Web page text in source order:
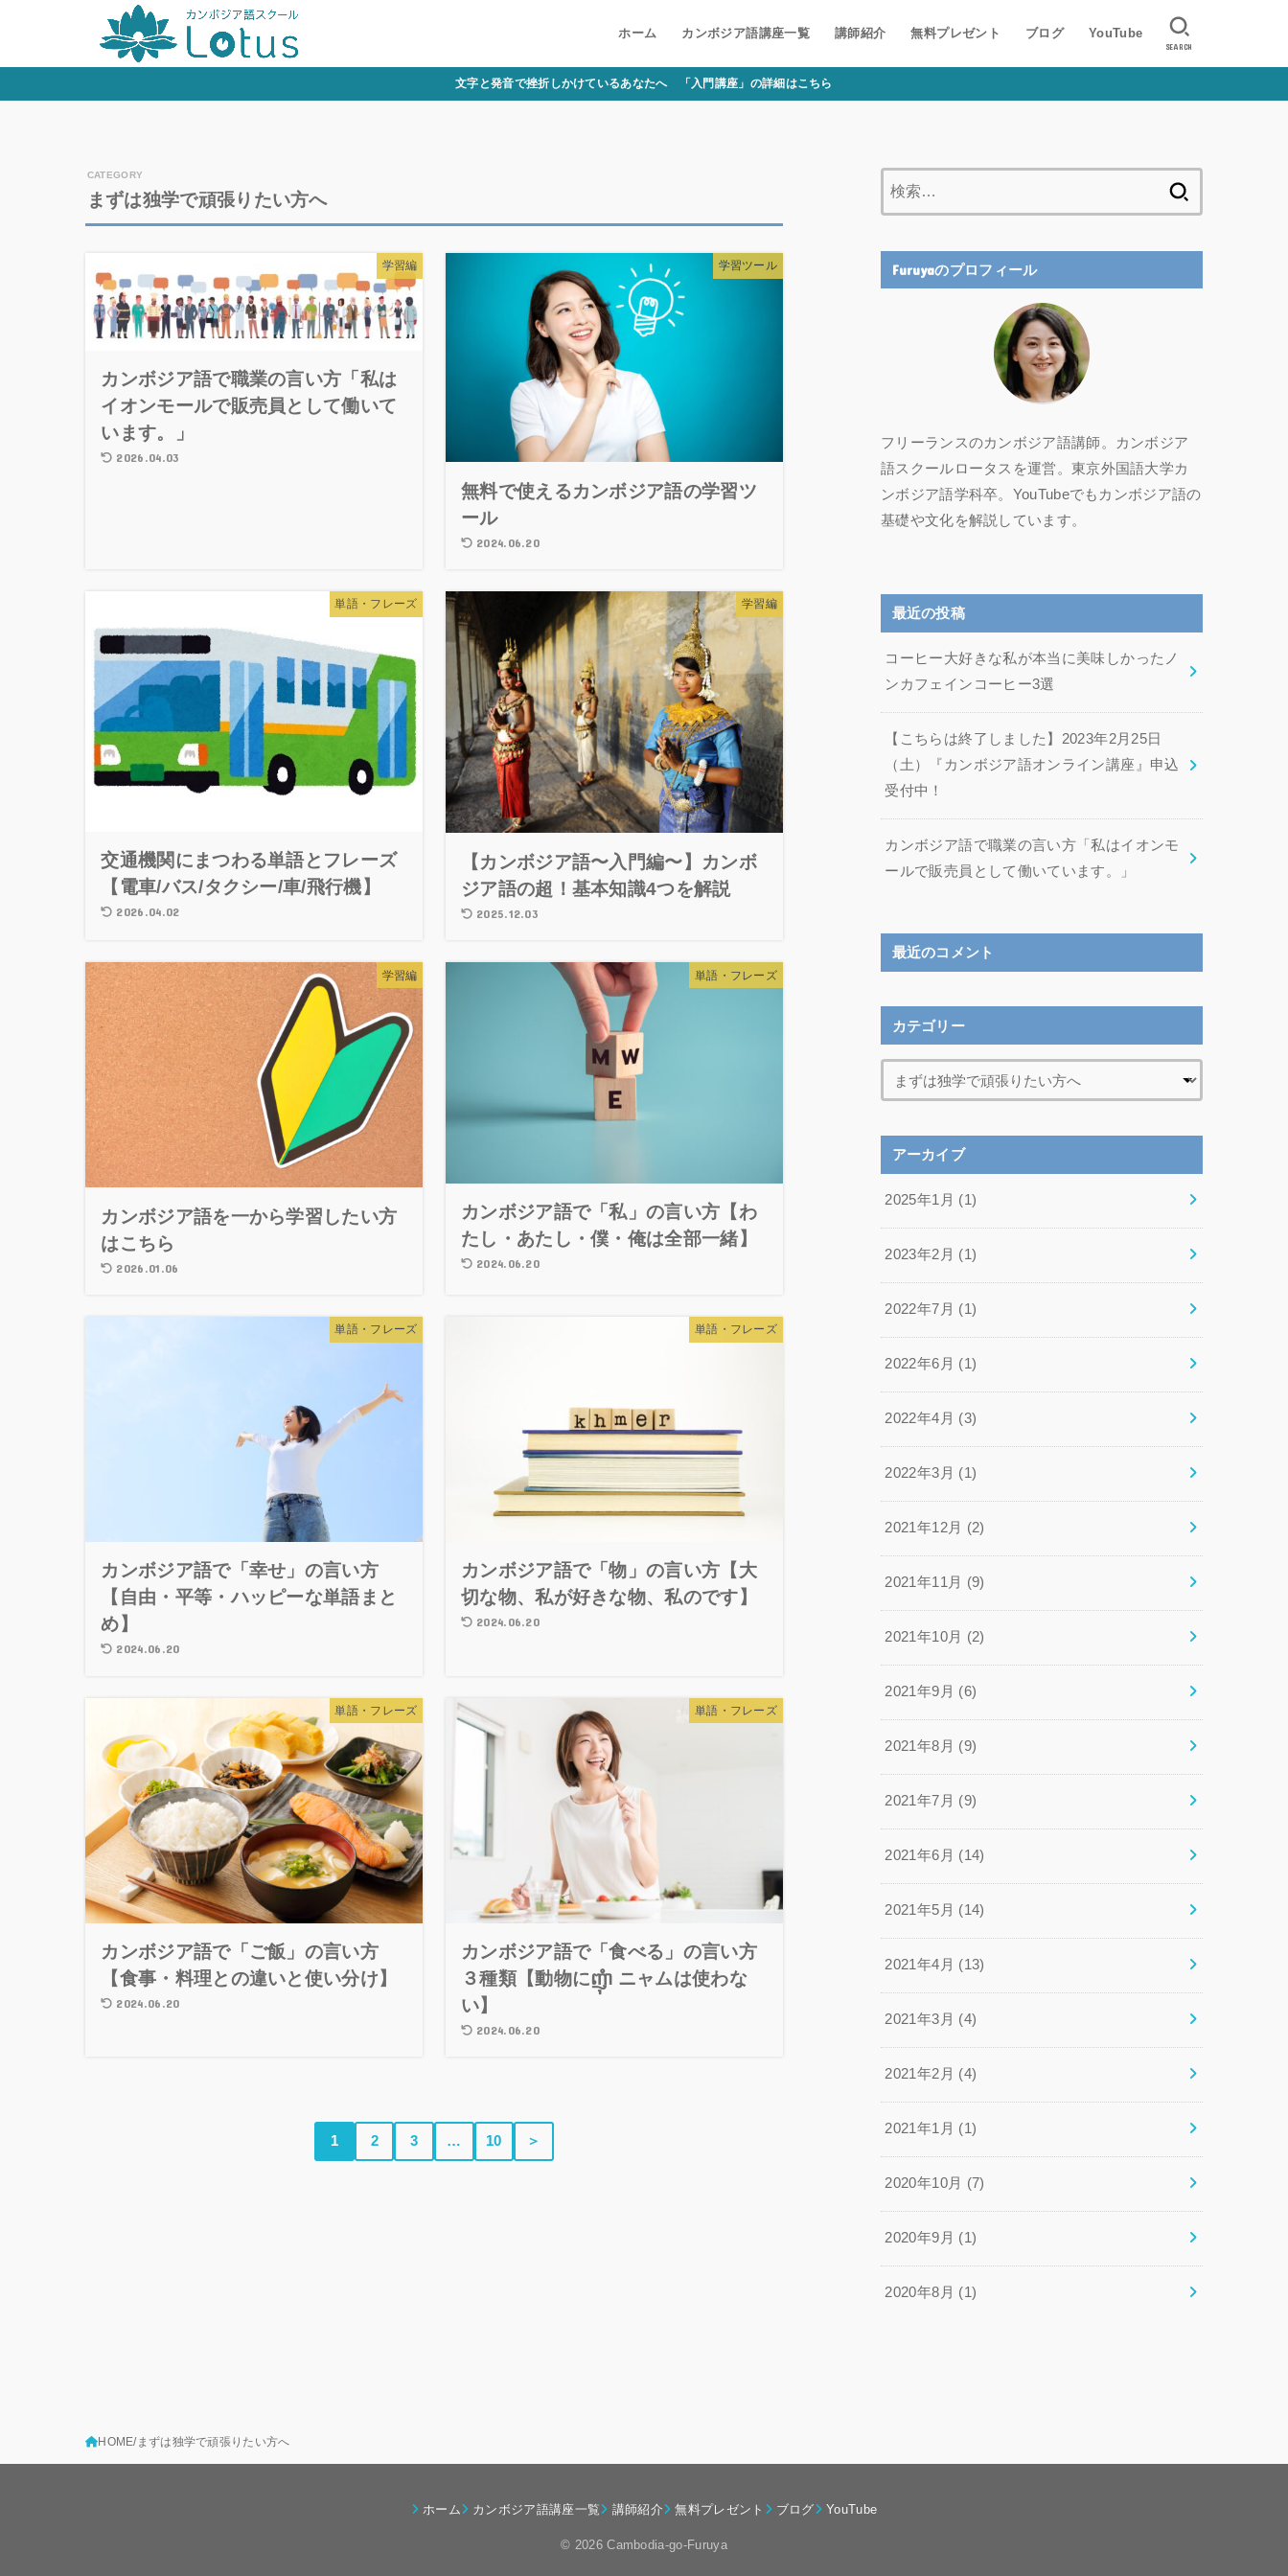
ホーム カンボジア語講座一覧 講師紹介 無料プレゼント ブログ YouTube
SEARCH
文字と発音で挫折しかけているあなたへ 「入門講座」の詳細はこちら
まずは独学で頑張りたい方へ
学習編
カンボジア語で職業の言い方「私は
イオンモールで販売員として働いて
います。」
2026.04.03
学習ツール
無料で使えるカンボジア語の学習ツ
ール
2024.06.20
単語・フレーズ
交通機関にまつわる単語とフレーズ
【電車/バス/タクシー/車/飛行機】
2026.04.02
学習編
【カンボジア語〜入門編〜】カンボ
ジア語の超！基本知識4つを解説
2025.12.03
学習編
カンボジア語を一から学習したい方
はこちら
2026.01.06
単語・フレーズ
カンボジア語で「私」の言い方【わ
たし・あたし・僕・俺は全部一緒】
2024.06.20
単語・フレーズ
カンボジア語で「幸せ」の言い方
【自由・平等・ハッピーな単語まと
め】
2024.06.20
単語・フレーズ
カンボジア語で「物」の言い方【大
切な物、私が好きな物、私のです】
2024.06.20
単語・フレーズ
カンボジア語で「ご飯」の言い方
【食事・料理との違いと使い分け】
2024.06.20
単語・フレーズ
カンボジア語で「食べる」の言い方
３種類【動物にញុំា ニャムは使わな
い】
2024.06.20
1 2 3 … 10 ＞
Furuyaのプロフィール
フリーランスのカンボジア語講師。カンボジア
語スクールロータスを運営。東京外国語大学カ
ンボジア語学科卒。YouTubeでもカンボジア語の
基礎や文化を解説しています。
最近の投稿
コーヒー大好きな私が本当に美味しかったノ
ンカフェインコーヒー3選
【こちらは終了しました】2023年2月25日
（土）『カンボジア語オンライン講座』申込
受付中！
カンボジア語で職業の言い方「私はイオンモ
ールで販売員として働いています。」
最近のコメント
カテゴリー
アーカイブ
2025年1月 (1)
2023年2月 (1)
2022年7月 (1)
2022年6月 (1)
2022年4月 (3)
2022年3月 (1)
2021年12月 (2)
2021年11月 (9)
2021年10月 (2)
2021年9月 (6)
2021年8月 (9)
2021年7月 (9)
2021年6月 (14)
2021年5月 (14)
2021年4月 (13)
2021年3月 (4)
2021年2月 (4)
2021年1月 (1)
2020年10月 (7)
2020年9月 (1)
2020年8月 (1)
HOME まずは独学で頑張りたい方へ
ホーム カンボジア語講座一覧 講師紹介 無料プレゼント ブログ YouTube
© 2026 Cambodia-go-Furuya